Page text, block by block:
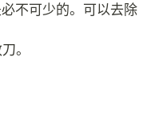
不可少的。可以去除
。